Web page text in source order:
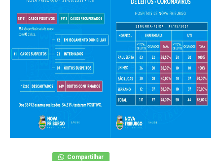
Compartilhar